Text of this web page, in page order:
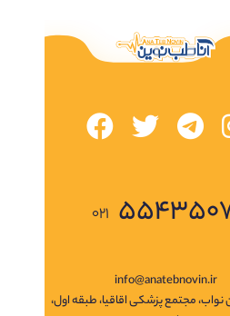
۰۲۱
info@anatebnovin.ir
نواب، مجتمع پزشکی اقاقیا، طبقه اول،